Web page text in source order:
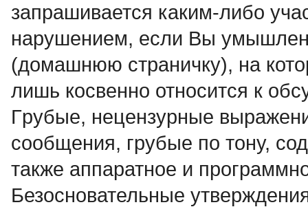
запрашивается каким-либо
нарушением, если Вы
(домашнюю страничку), на
лишь косвенно относится к
Гpубые, нецензурные
сообщения, грубые по тону,
также аппаратное и
Безосновательные